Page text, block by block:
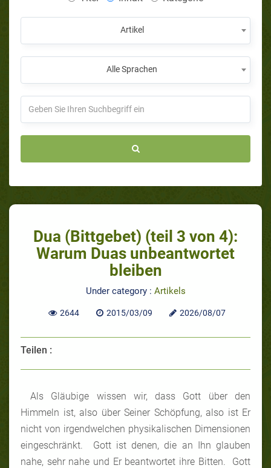
Artikel
Alle Sprachen
Dua (Bittgebet) (teil 3 von 4):
Warum Duas unbeantwortet
bleiben
Under category : Artikels
2644 2015/03/09 2026/08/07
Teilen :
Als Gläubige wissen wir, dass Gott über den
Himmeln ist, also über Seiner Schöpfung, also ist Er
nicht von irgendwelchen physikalischen Dimensionen
eingeschränkt. Gott ist denen, die an Ihn glauben
nahe, sehr nahe und Er beantwortet ihre Bitten. Gott